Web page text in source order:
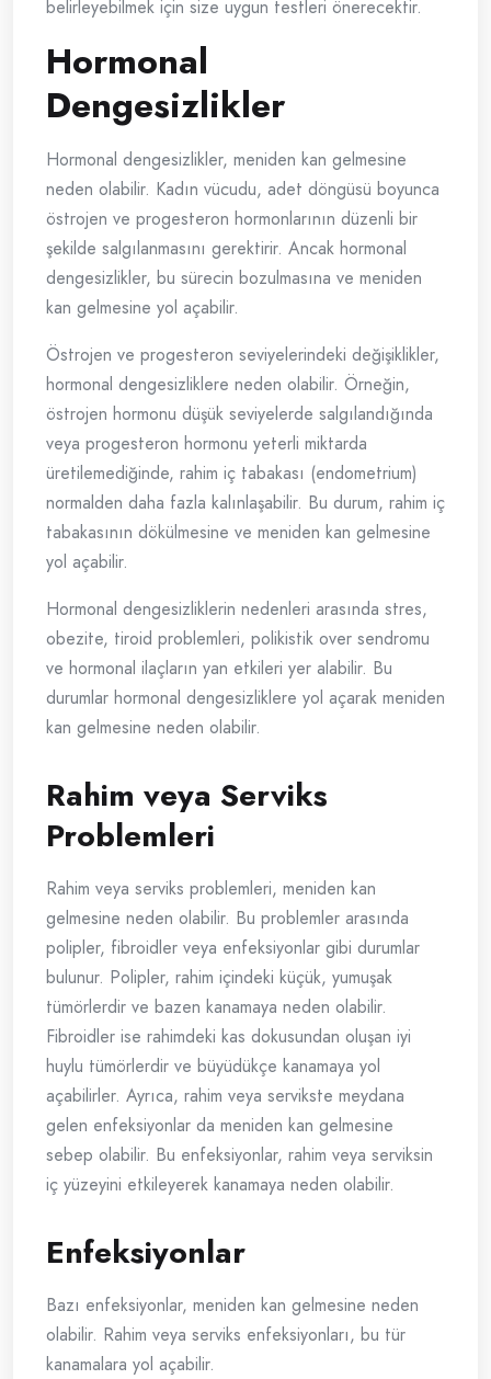
belirleyebilmek için size uygun testleri önerecektir.
Hormonal
Dengesizlikler
Hormonal dengesizlikler, meniden kan gelmesine
neden olabilir. Kadın vücudu, adet döngüsü boyunca
östrojen ve progesteron hormonlarının düzenli bir
şekilde salgılanmasını gerektirir. Ancak hormonal
dengesizlikler, bu sürecin bozulmasına ve meniden
kan gelmesine yol açabilir.
Östrojen ve progesteron seviyelerindeki değişiklikler,
hormonal dengesizliklere neden olabilir. Örneğin,
östrojen hormonu düşük seviyelerde salgılandığında
veya progesteron hormonu yeterli miktarda
üretilemediğinde, rahim iç tabakası (endometrium)
normalden daha fazla kalınlaşabilir. Bu durum, rahim iç
tabakasının dökülmesine ve meniden kan gelmesine
yol açabilir.
Hormonal dengesizliklerin nedenleri arasında stres,
obezite, tiroid problemleri, polikistik over sendromu
ve hormonal ilaçların yan etkileri yer alabilir. Bu
durumlar hormonal dengesizliklere yol açarak meniden
kan gelmesine neden olabilir.
Rahim veya Serviks
Problemleri
Rahim veya serviks problemleri, meniden kan
gelmesine neden olabilir. Bu problemler arasında
polipler, fibroidler veya enfeksiyonlar gibi durumlar
bulunur. Polipler, rahim içindeki küçük, yumuşak
tümörlerdir ve bazen kanamaya neden olabilir.
Fibroidler ise rahimdeki kas dokusundan oluşan iyi
huylu tümörlerdir ve büyüdükçe kanamaya yol
açabilirler. Ayrıca, rahim veya servikste meydana
gelen enfeksiyonlar da meniden kan gelmesine
sebep olabilir. Bu enfeksiyonlar, rahim veya serviksin
iç yüzeyini etkileyerek kanamaya neden olabilir.
Enfeksiyonlar
Bazı enfeksiyonlar, meniden kan gelmesine neden
olabilir. Rahim veya serviks enfeksiyonları, bu tür
kanamalara yol açabilir.